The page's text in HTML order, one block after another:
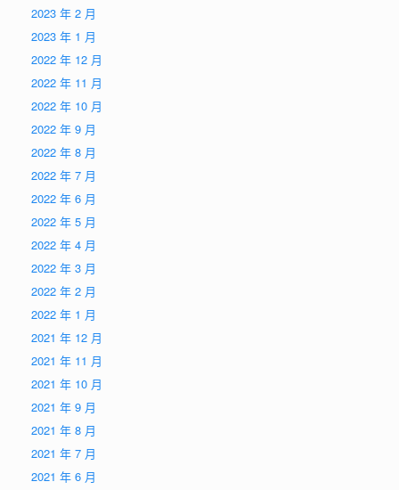
2023 年 2 月
2023 年 1 月
2022 年 12 月
2022 年 11 月
2022 年 10 月
2022 年 9 月
2022 年 8 月
2022 年 7 月
2022 年 6 月
2022 年 5 月
2022 年 4 月
2022 年 3 月
2022 年 2 月
2022 年 1 月
2021 年 12 月
2021 年 11 月
2021 年 10 月
2021 年 9 月
2021 年 8 月
2021 年 7 月
2021 年 6 月